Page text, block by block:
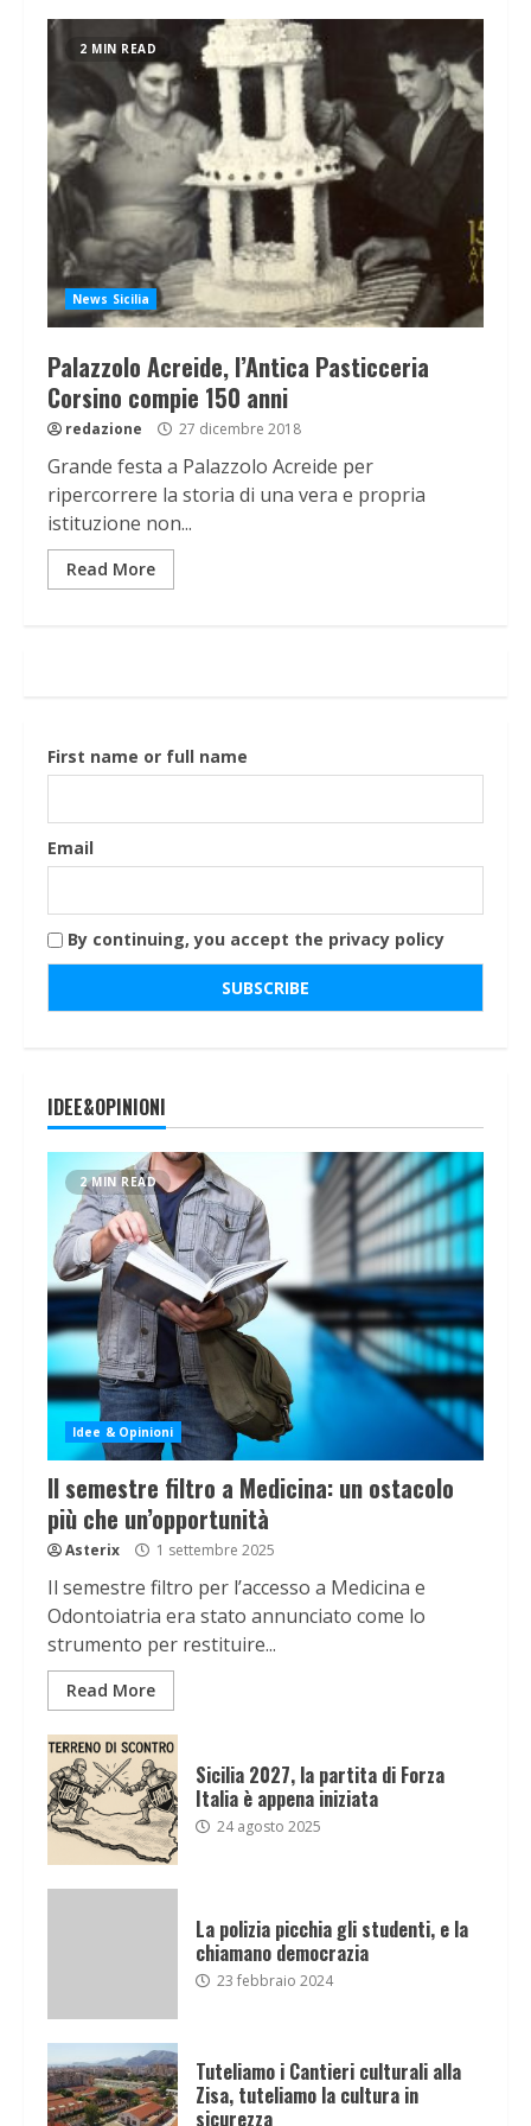
2 MIN READ
News Sicilia
Palazzolo Acreide, l’Antica Pasticceria
Corsino compie 150 anni
redazione 27 dicembre 2018
Grande festa a Palazzolo Acreide per
ripercorrere la storia di una vera e propria
istituzione non...
Read More
First name or full name
Email
By continuing, you accept the privacy policy
IDEE&OPINIONI
2 MIN READ
Idee & Opinioni
Il semestre filtro a Medicina: un ostacolo
più che un’opportunità
Asterix 1 settembre 2025
Il semestre filtro per l’accesso a Medicina e
Odontoiatria era stato annunciato come lo
strumento per restituire...
Read More
Sicilia 2027, la partita di Forza
Italia è appena iniziata
24 agosto 2025
La polizia picchia gli studenti, e la
chiamano democrazia
23 febbraio 2024
Tuteliamo i Cantieri culturali alla
Zisa, tuteliamo la cultura in
sicurezza